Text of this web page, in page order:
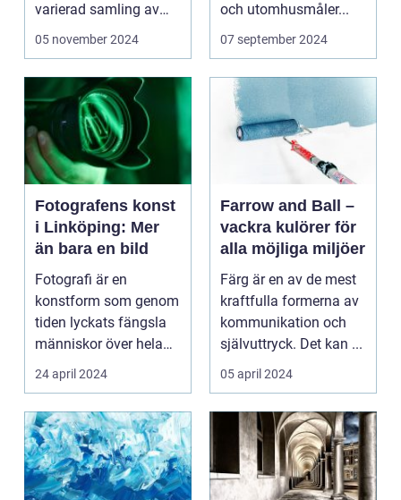
varierad samling av
pittoreska &o...
05 november 2024
och utomhusmåler...
07 september 2024
Fotografens konst
i Linköping: Mer
än bara en bild
Fotografi är en
konstform som genom
tiden lyckats fängsla
människor över hela
v&...
24 april 2024
Farrow and Ball –
vackra kulörer för
alla möjliga miljöer
Färg är en av de mest
kraftfulla formerna av
kommunikation och
självuttryck. Det kan ...
05 april 2024